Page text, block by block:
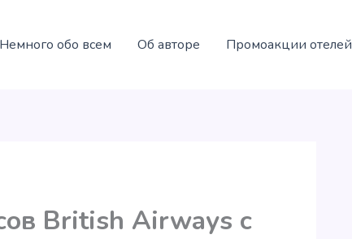
Немного обо всем Об авторе Промоакции отелей
British Airways с